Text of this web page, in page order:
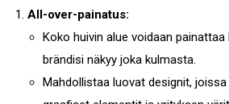
All-over-painatus:
Koko huivin alue voidaan
brändisi näkyy joka kulmasta.
Mahdollistaa luovat designit,